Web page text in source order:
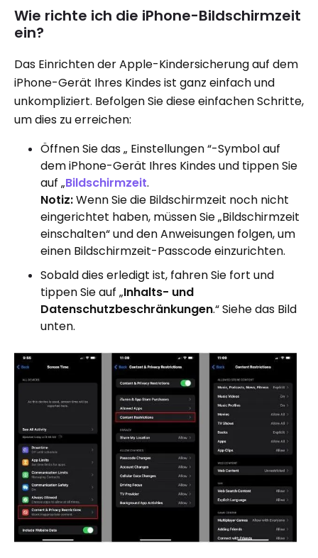
Wie richte ich die iPhone-Bildschirmzeit
ein?
Das Einrichten der Apple-Kindersicherung auf dem
iPhone-Gerät Ihres Kindes ist ganz einfach und
unkompliziert. Befolgen Sie diese einfachen Schritte,
um dies zu erreichen:
Öffnen Sie das „ Einstellungen “-Symbol auf
dem iPhone-Gerät Ihres Kindes und tippen Sie
auf „Bildschirmzeit.
Notiz:Wenn Sie die Bildschirmzeit noch nicht
eingerichtet haben, müssen Sie „Bildschirmzeit
einschalten“ und den Anweisungen folgen, um
einen Bildschirmzeit-Passcode einzurichten.
Sobald dies erledigt ist, fahren Sie fort und
tippen Sie auf „Inhalts- und
Datenschutzbeschränkungen.“ Siehe das Bild
unten.